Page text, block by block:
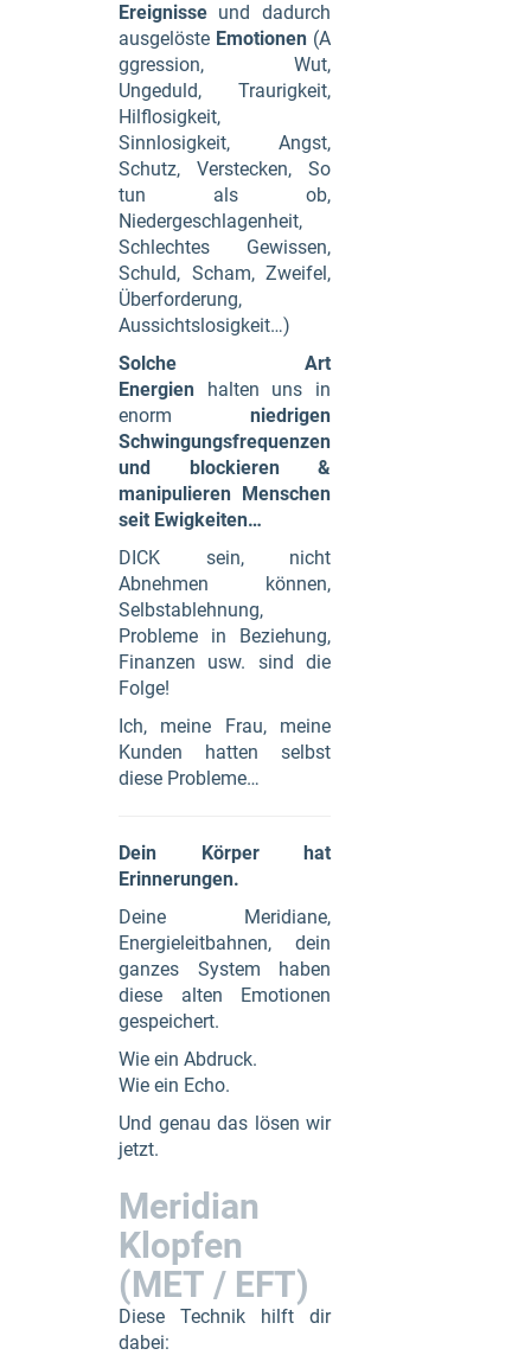
Ereignisse und dadurch
ausgelöste Emotionen (A
ggression, Wut,
Ungeduld, Traurigkeit,
Hilflosigkeit,
Sinnlosigkeit, Angst,
Schutz, Verstecken, So
tun als ob,
Niedergeschlagenheit,
Schlechtes Gewissen,
Schuld, Scham, Zweifel,
Überforderung,
Aussichtslosigkeit…)
Solche Art
Energien halten uns in
enorm niedrigen
Schwingungsfrequenzen
und blockieren &
manipulieren Menschen
seit Ewigkeiten…
DICK sein, nicht
Abnehmen können,
Selbstablehnung,
Probleme in Beziehung,
Finanzen usw. sind die
Folge!
Ich, meine Frau, meine
Kunden hatten selbst
diese Probleme…
Dein Körper hat
Erinnerungen.
Deine Meridiane,
Energieleitbahnen, dein
ganzes System haben
diese alten Emotionen
gespeichert.
Wie ein Abdruck.
Wie ein Echo.
Und genau das lösen wir
jetzt.
Meridian
Klopfen
(MET / EFT)
Diese Technik hilft dir
dabei: